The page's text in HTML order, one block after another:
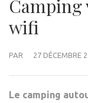
Camping
wifi
PAR 27 DÉCEMBRE
Le camping